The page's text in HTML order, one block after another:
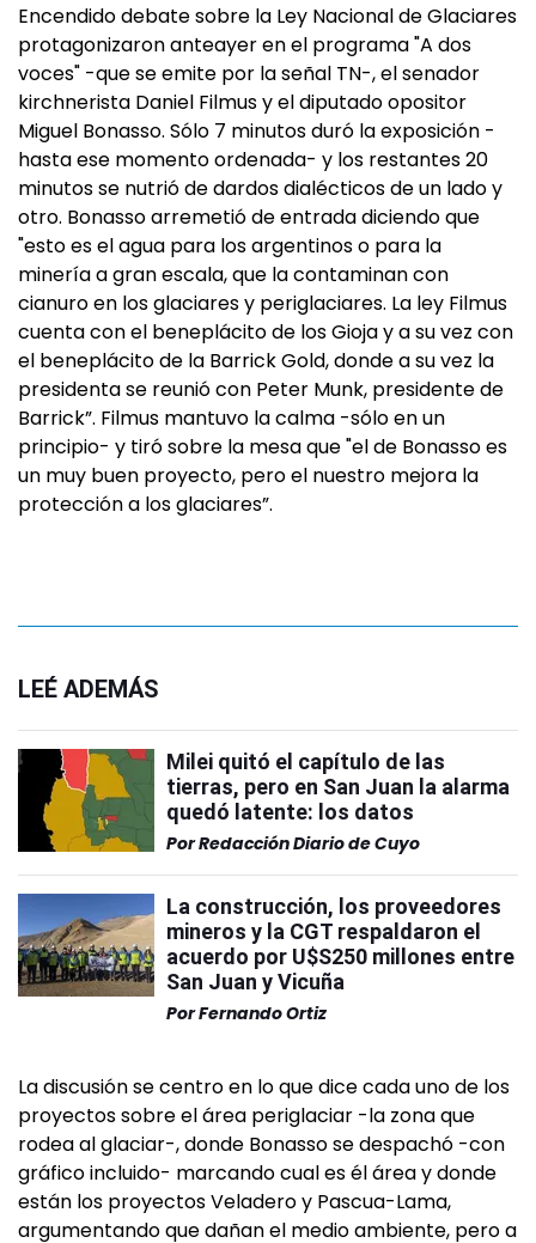
Encendido debate sobre la Ley Nacional de Glaciares
protagonizaron anteayer en el programa "A dos
voces" -que se emite por la señal TN-, el senador
kirchnerista Daniel Filmus y el diputado opositor
Miguel Bonasso. Sólo 7 minutos duró la exposición -
hasta ese momento ordenada- y los restantes 20
minutos se nutrió de dardos dialécticos de un lado y
otro. Bonasso arremetió de entrada diciendo que
"esto es el agua para los argentinos o para la
minería a gran escala, que la contaminan con
cianuro en los glaciares y periglaciares. La ley Filmus
cuenta con el beneplácito de los Gioja y a su vez con
el beneplácito de la Barrick Gold, donde a su vez la
presidenta se reunió con Peter Munk, presidente de
Barrick”. Filmus mantuvo la calma -sólo en un
principio- y tiró sobre la mesa que "el de Bonasso es
un muy buen proyecto, pero el nuestro mejora la
protección a los glaciares”.
LEÉ ADEMÁS
Milei quitó el capítulo de las
tierras, pero en San Juan la alarma
quedó latente: los datos
PorRedacción Diario de Cuyo
La construcción, los proveedores
mineros y la CGT respaldaron el
acuerdo por U$S250 millones entre
San Juan y Vicuña
PorFernando Ortiz
La discusión se centro en lo que dice cada uno de los
proyectos sobre el área periglaciar -la zona que
rodea al glaciar-, donde Bonasso se despachó -con
gráfico incluido- marcando cual es él área y donde
están los proyectos Veladero y Pascua-Lama,
argumentando que dañan el medio ambiente, pero a